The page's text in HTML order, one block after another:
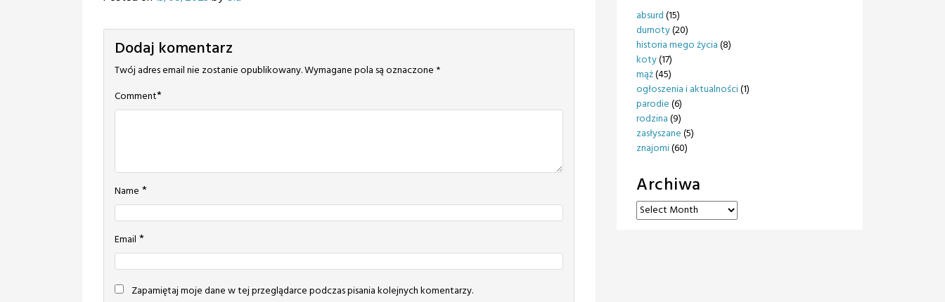
Dodaj komentarz
Twój adres email nie zostanie opublikowany.Wymagane pola są oznaczone *
Comment*
Name *
Email *
Zapamiętaj moje dane w tej przeglądarce podczas pisania kolejnych komentarzy.
absurd(15)
durnoty(20)
historia mego życia(8)
koty(17)
mąż(45)
ogłoszenia i aktualności(1)
parodie(6)
rodzina(9)
zasłyszane(5)
znajomi(60)
Archiwa
Archiwa